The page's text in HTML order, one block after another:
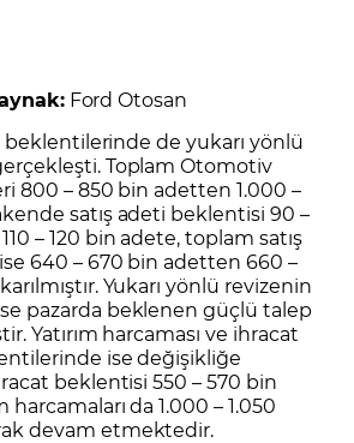
Ford Otosan
beklentilerinde de yukarı yönlü
Toplam Otomotiv
800 – 850 bin adetten 1.000 –
satış adeti beklentisi 90 –
– 120 bin adete, toplam satış
640 – 670 bin adetten 660 –
Yukarı yönlü revizenin
pazarda beklenen güçlü talep
Yatırım harcaması ve ihracat
ise değişikliğe
beklentisi 550 – 570 bin
harcamaları da 1.000 – 1.050
devam etmektedir.